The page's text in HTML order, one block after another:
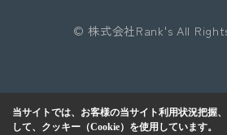
© 株式会社Rank's All
当サイトでは、お客様の当サイト利用状況把握
して、クッキー（Cookie）を使用しています。